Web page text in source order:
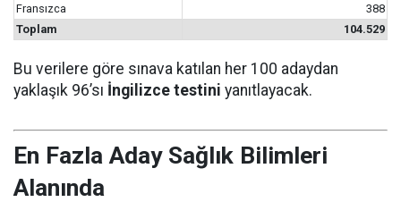
Fransızca
388
Toplam
104.529
Bu verilere göre sınava katılan her 100 adaydan
yaklaşık 96’sı İngilizce testini yanıtlayacak.
En Fazla Aday Sağlık Bilimleri
Alanında